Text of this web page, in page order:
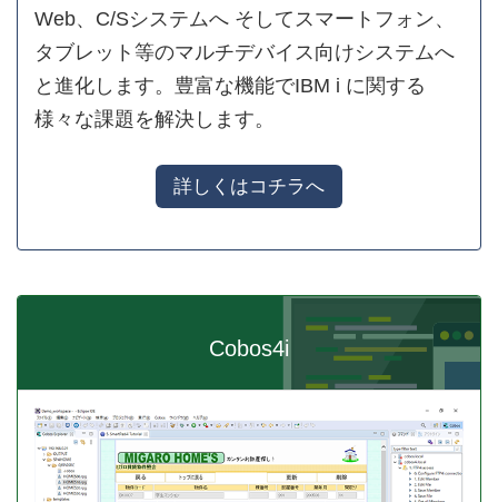
Web、C/Sシステムへ そしてスマートフォン、
タブレット等のマルチデバイス向けシステムへ
と進化します。豊富な機能でIBM i に関する
様々な課題を解決します。
詳しくはコチラへ
Cobos4i